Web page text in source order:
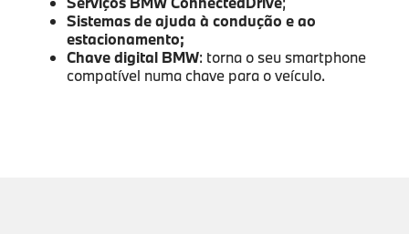
Sistemas de ajuda à condução e ao
estacionamento;
Chave digital BMW: torna o seu smartphone
compatível numa chave para o veículo.